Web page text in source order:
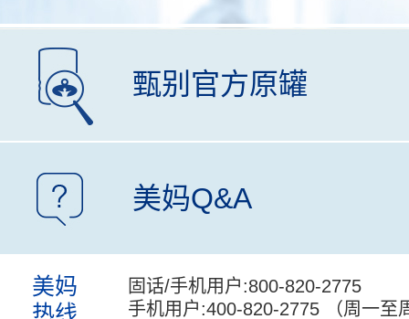
甄别官方原罐
美妈Q&A
美妈
热线
固话/手机用户:800-820-2775
手机用户:400-820-2775 （周一至